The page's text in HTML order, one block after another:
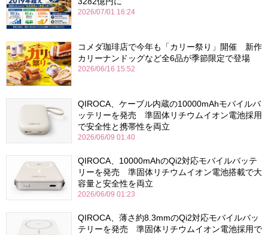
2026/07/01 16:24
コメダ珈琲店で今年も「カリー祭り」開催 新作
カリーナンドッグなど全6品が季節限定で登場
2026/06/16 15:52
QIROCA、ケーブル内蔵の10000mAhモバイルバ
ッテリーを発売 準固体リチウムイオン電池採用
で安全性と携帯性を両立
2026/06/09 01:40
QIROCA、10000mAhのQi2対応モバイルバッテ
リーを発売 準固体リチウムイオン電池搭載で大
容量と安全性を両立
2026/06/09 01:23
QIROCA、薄さ約8.3mmのQi2対応モバイルバッ
テリーを発売 準固体リチウムイオン電池採用で